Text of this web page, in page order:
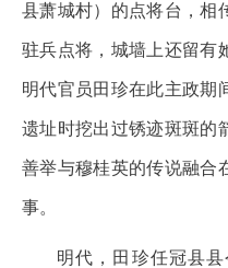
县萧城村）的点将台，相
驻兵点将，城墙上还留有
明代官员田珍在此主政期
遗址时挖出过锈迹斑斑的
善举与穆桂英的传说融合
事。
明代，田珍任冠县